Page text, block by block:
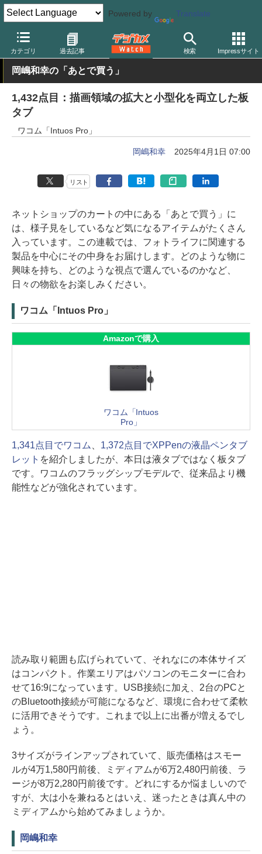
Powered by Translate
カテゴリ 過去記事 検索 Impressサイト
デジカメ Watch PC/モバイル関連
岡嶋和幸の「あとで買う」
1,432点目：描画領域の拡大と小型化を両立した板
タブ
ワコム「Intuos Pro」
岡嶋和幸 2025年4月1日 07:00
リスト
ネットショップのカートの中にある「あとで買う」に
は、様子見をしているなど気になるアイテムがたくさん
入っています。この連載では、フォトライフに関連する
製品を中心にその中身をお届けします。どのような物に
興味を持ち、どのような視点で選んでいるのかなど、
日々の物欲をお楽しみください。
ワコム「Intuos Pro」
Amazonで購入
ワコム「Intuos
Pro」
1,341点目でワコム
1,372点目でXPPenの液晶ペンタブ
レット を紹介しましたが、本日は液タブではなく板タブ
です。ワコムのフラッグシップモデルで、従来品より機
能性などが強化されています。
読み取り範囲も広げられていて、それなにの本体サイズ
はコンパクト。作業エリアはパソコンのモニターに合わ
せて16:9になっています。USB接続に加え、2台のPCと
のBluetooth接続が可能になるなど、環境に合わせて柔軟
に活用できそうです。これまで以上に出番が増えるでし
ょう。
3サイズがラインアップされていて、販売価格はスモー
ルが4万1,580円前後、ミディアムが6万2,480円前後、ラ
ージが8万2,280円前後です。どれにするか悩ましいので
すが、大は小を兼ねるとはいえ、迷ったときは真ん中の
ミディアムから始めてみましょうか。
岡嶋和幸